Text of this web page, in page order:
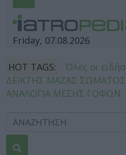
Friday, 07.08.2026
HOT TAGS:
Όλες οι
ΔΕΙΚΤΗΣ ΜΑΖΑΣ ΣΩΜΑΤΟΣ
ΑΝΑΛΟΓΙΑ ΜΕΣΗΣ ΓΟΦΩΝ